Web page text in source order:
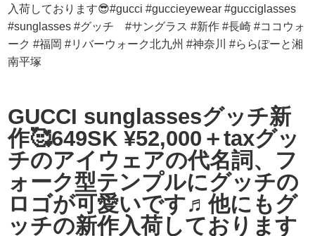
入荷しております😎#gucci #guccieyewear #gucciglasses
#sunglasses #グッチ #サングラス #新作 #長崎 #ココウォ
ーク #福岡 #リバーウォーク北九州 #神奈川 #ららぽーと湘
南平塚
GUCCI sunglassesグッチ新
作🥰649SK ¥52,000＋taxグッ
チのアイウェアの代名詞、フ
ォーク型テンプルにグッチの
ロゴが可愛いです♬他にもグ
ッチの新作入荷しております